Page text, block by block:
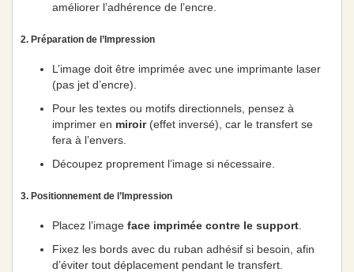
améliorer l’adhérence de l’encre.
2. Préparation de l’Impression
L’image doit être imprimée avec une imprimante laser
(pas jet d’encre).
Pour les textes ou motifs directionnels, pensez à
imprimer en miroir(effet inversé), car le transfert se
fera à l’envers.
Découpez proprement l’image si nécessaire.
3. Positionnement de l’Impression
Placez l’image face imprimée contre le support
Fixez les bords avec du ruban adhésif si besoin, afin
d’éviter tout déplacement pendant le transfert.